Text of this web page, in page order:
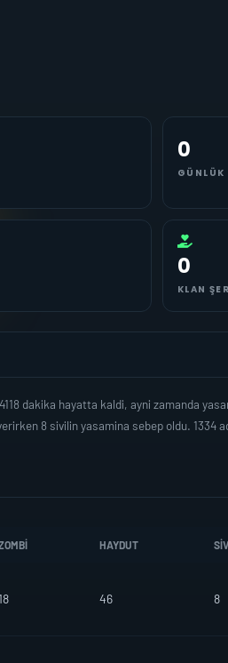
0
GÜNLÜK
0
KLAN
dakika hayatta kaldi, ayni zamanda
8 sivilin yasamina sebep oldu. 1334
HAYDUT
18 46 8